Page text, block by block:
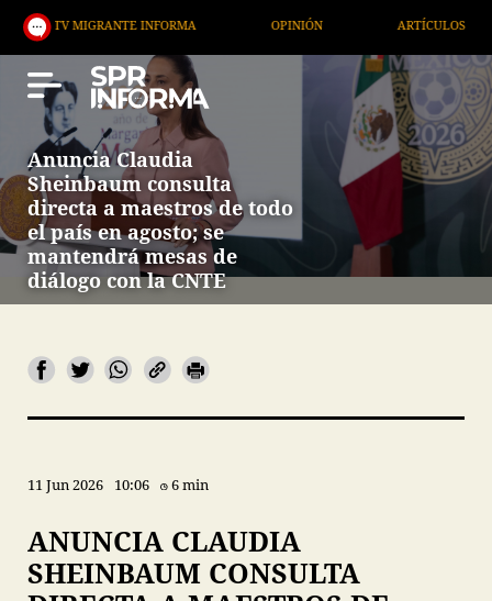
INFORMA OPINIÓN ARTÍCULOS
Anuncia Claudia
Sheinbaum consulta
directa a maestros de todo
el país en agosto; se
mantendrá mesas de
diálogo con la CNTE
11 Jun 2026 10:06 6 min
ANUNCIA CLAUDIA
SHEINBAUM CONSULTA